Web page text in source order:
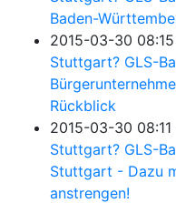
Baden-
2015-03-30 08:15
Stuttgart? GLS-
Rückblick
2015-03-30 08:11
Stuttgart? GLS-
Stuttgart - Dazu
anstrengen!